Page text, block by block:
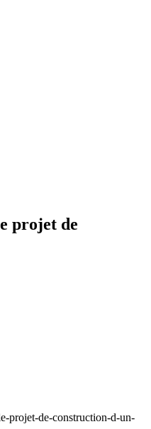
projet de
projet-de-construction-d-un-